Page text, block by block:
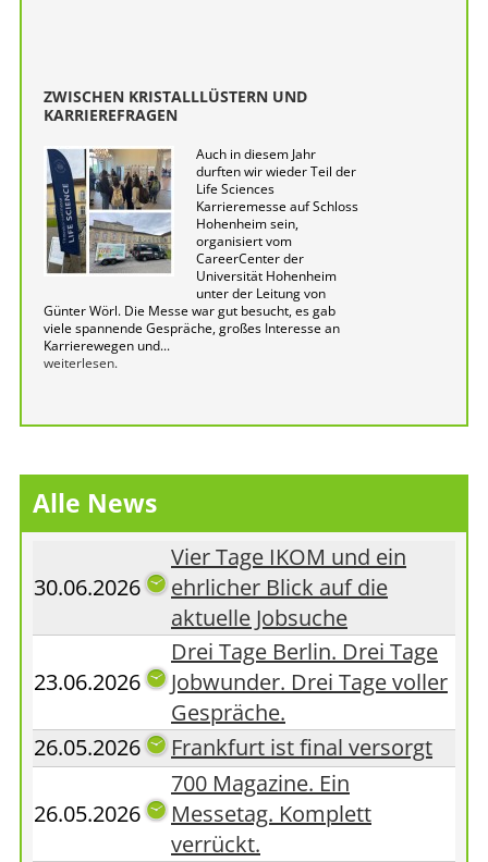
ZWISCHEN KRISTALLLÜSTERN UND
KARRIEREFRAGEN
Auch in diesem Jahr
durften wir wieder Teil der
Life Sciences
Karrieremesse auf Schloss
Hohenheim sein,
organisiert vom
CareerCenter der
Universität Hohenheim
unter der Leitung von
Günter Wörl. Die Messe war gut besucht, es gab
viele spannende Gespräche, großes Interesse an
Karrierewegen und...
weiterlesen.
Alle News
30.06.2026
Vier Tage IKOM und ein
ehrlicher Blick auf die
aktuelle Jobsuche
23.06.2026
Drei Tage Berlin. Drei Tage
Jobwunder. Drei Tage voller
Gespräche.
26.05.2026
Frankfurt ist final versorgt
26.05.2026
700 Magazine. Ein
Messetag. Komplett
verrückt.